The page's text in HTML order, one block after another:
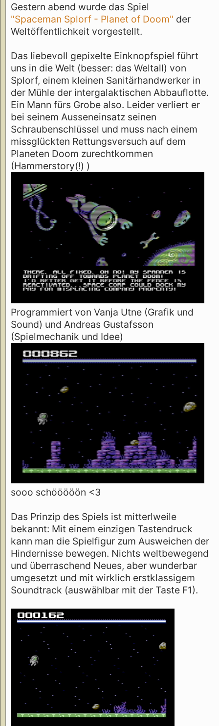
Gestern abend wurde das Spiel
"Spaceman Splorf - Planet of Doom" der
Weltöffentlichkeit vorgestellt.
Das liebevoll gepixelte Einknopfspiel führt
uns in die Welt (besser: das Weltall) von
Splorf, einem kleinen Sanitärhandwerker in
der Mühle der intergalaktischen Abbauflotte.
Ein Mann fürs Grobe also. Leider verliert er
bei seinem Ausseneinsatz seinen
Schraubenschlüssel und muss nach einem
missglückten Rettungsversuch auf dem
Planeten Doom zurechtkommen
(Hammerstory(!) )
Programmiert von Vanja Utne (Grafik und
Sound) und Andreas Gustafsson
(Spielmechanik und Idee)
sooo schööööön <3
Das Prinzip des Spiels ist mitterlweile
bekannt: Mit einem einzigen Tastendruck
kann man die Spielfigur zum Ausweichen der
Hindernisse bewegen. Nichts weltbewegend
und überraschend Neues, aber wunderbar
umgesetzt und mit wirklich erstklassigem
Soundtrack (auswählbar mit der Taste F1).